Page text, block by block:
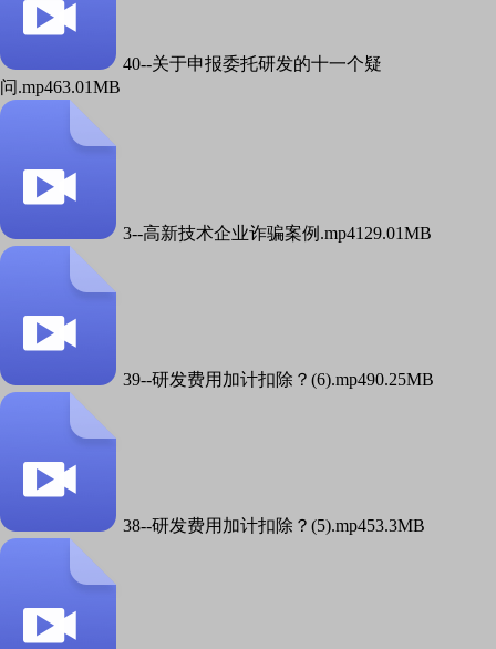
40--关于申报委托研发的十一个疑
问.mp463.01MB
3--高新技术企业诈骗案例.mp4129.01MB
39--研发费用加计扣除？(6).mp490.25MB
38--研发费用加计扣除？(5).mp453.3MB